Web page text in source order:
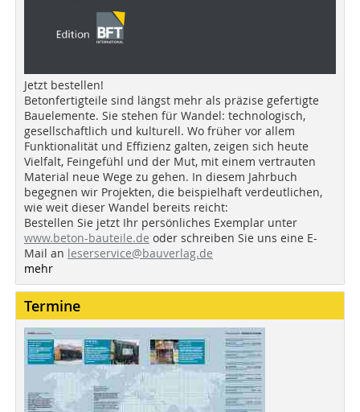
Jetzt bestellen!
Betonfertigteile sind längst mehr als präzise gefertigte
Bauelemente. Sie stehen für Wandel: technologisch,
gesellschaftlich und kulturell. Wo früher vor allem
Funktionalität und Effizienz galten, zeigen sich heute
Vielfalt, Feingefühl und der Mut, mit einem vertrauten
Material neue Wege zu gehen. In diesem Jahrbuch
begegnen wir Projekten, die beispielhaft verdeutlichen,
wie weit dieser Wandel bereits reicht:
Bestellen Sie jetzt Ihr persönliches Exemplar unter
www.beton-bauteile.de oder schreiben Sie uns eine E-
Mail an leserservice@bauverlag.de
mehr
Termine